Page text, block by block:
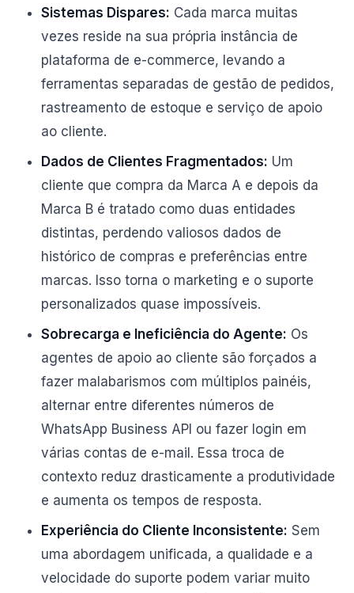
Sistemas Dispares: Cada marca muitas
vezes reside na sua própria instância de
plataforma de e-commerce, levando a
ferramentas separadas de gestão de pedidos,
rastreamento de estoque e serviço de apoio
ao cliente.
Dados de Clientes Fragmentados: Um
cliente que compra da Marca A e depois da
Marca B é tratado como duas entidades
distintas, perdendo valiosos dados de
histórico de compras e preferências entre
marcas. Isso torna o marketing e o suporte
personalizados quase impossíveis.
Sobrecarga e Ineficiência do Agente: Os
agentes de apoio ao cliente são forçados a
fazer malabarismos com múltiplos painéis,
alternar entre diferentes números de
WhatsApp Business API ou fazer login em
várias contas de e-mail. Essa troca de
contexto reduz drasticamente a produtividade
e aumenta os tempos de resposta.
Experiência do Cliente Inconsistente: Sem
uma abordagem unificada, a qualidade e a
velocidade do suporte podem variar muito